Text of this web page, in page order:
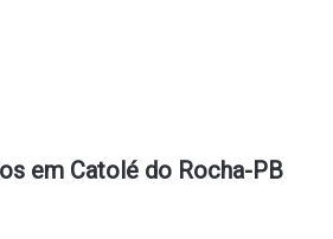
em Catolé do Rocha-PB